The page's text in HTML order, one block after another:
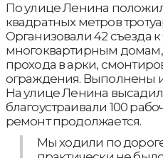
По улице Ленина
квадратных метров
Организовали 42 съезда
многоквартирным домам,
прохода в арки,
ограждения. Выполнены
На улице Ленина
благоустраивали 100
ремонт продолжается.
Мы ходили по